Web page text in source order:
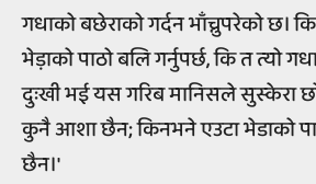
गधाको बछेराको गर्दन भाँच्नुपरेको छ।
भेड़ाको पाठो बलि गर्नुपर्छ, कि त त्यो
दुःखी भई यस गरिब मानिसले सुस्केरा
कुनै आशा छैन; किनभने एउटा भेडाको
छैन।'